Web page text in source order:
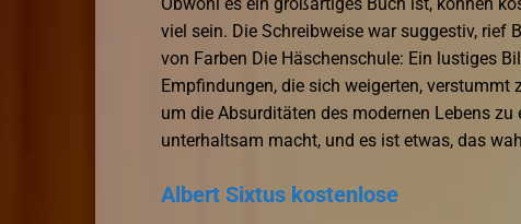
viel sein. Die Schreibweise war suggestiv, rief
von Farben Die Häschenschule: Ein lustiges
Empfindungen, die sich weigerten, verstummt
um die Absurditäten des modernen Lebens
unterhaltsam macht, und es ist etwas, das
Albert Sixtus kostenlose